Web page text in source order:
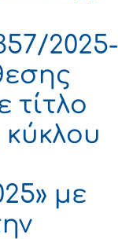
2025-
τίτλο
με